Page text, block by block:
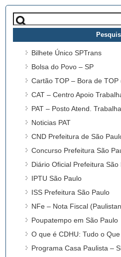
Pesquisar
por:
Bilhete Único SPTrans
Bolsa do Povo – SP
Cartão TOP – Bora de
CAT – Centro Apoio
PAT – Posto Atend.
Noticias PAT
CND Prefeitura de São
Concurso Prefeitura São
Diário Oficial Prefeitura São
IPTU São Paulo
ISS Prefeitura São Paulo
NFe – Nota Fiscal
Poupatempo em São Paulo
O que é CDHU: Tudo o
Programa Casa Paulista –